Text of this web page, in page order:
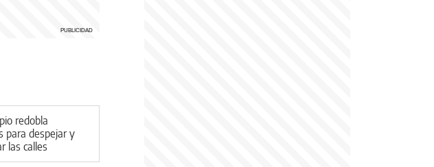
redobla
para despejar y
las calles